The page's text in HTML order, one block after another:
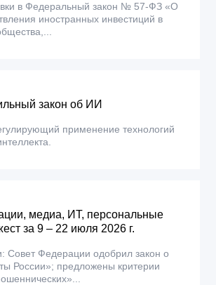
в Федеральный закон № 57-ФЗ «О
иностранных инвестиций в
закон об ИИ
применение технологий
медиа, ИТ, персональные
за 9 – 22 июля 2026 г.
Совет Федерации одобрил закон о
России»; предложены критерии